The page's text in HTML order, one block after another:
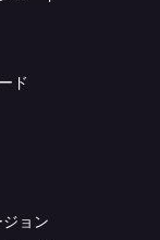
ド
ョン